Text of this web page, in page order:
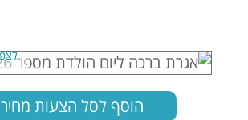
הוסף לסל הצעות מחיר